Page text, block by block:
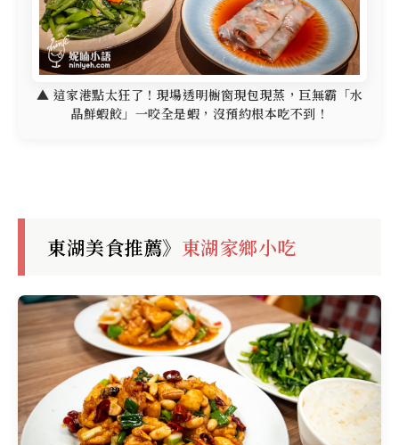
▲ 這家港點太狂了！現場透明櫥窗現包現蒸，巨無霸「水
晶鮮蝦餃」一咬全是蝦，沒預約根本吃不到！
東湖美食推薦》 東湖家鄉小吃